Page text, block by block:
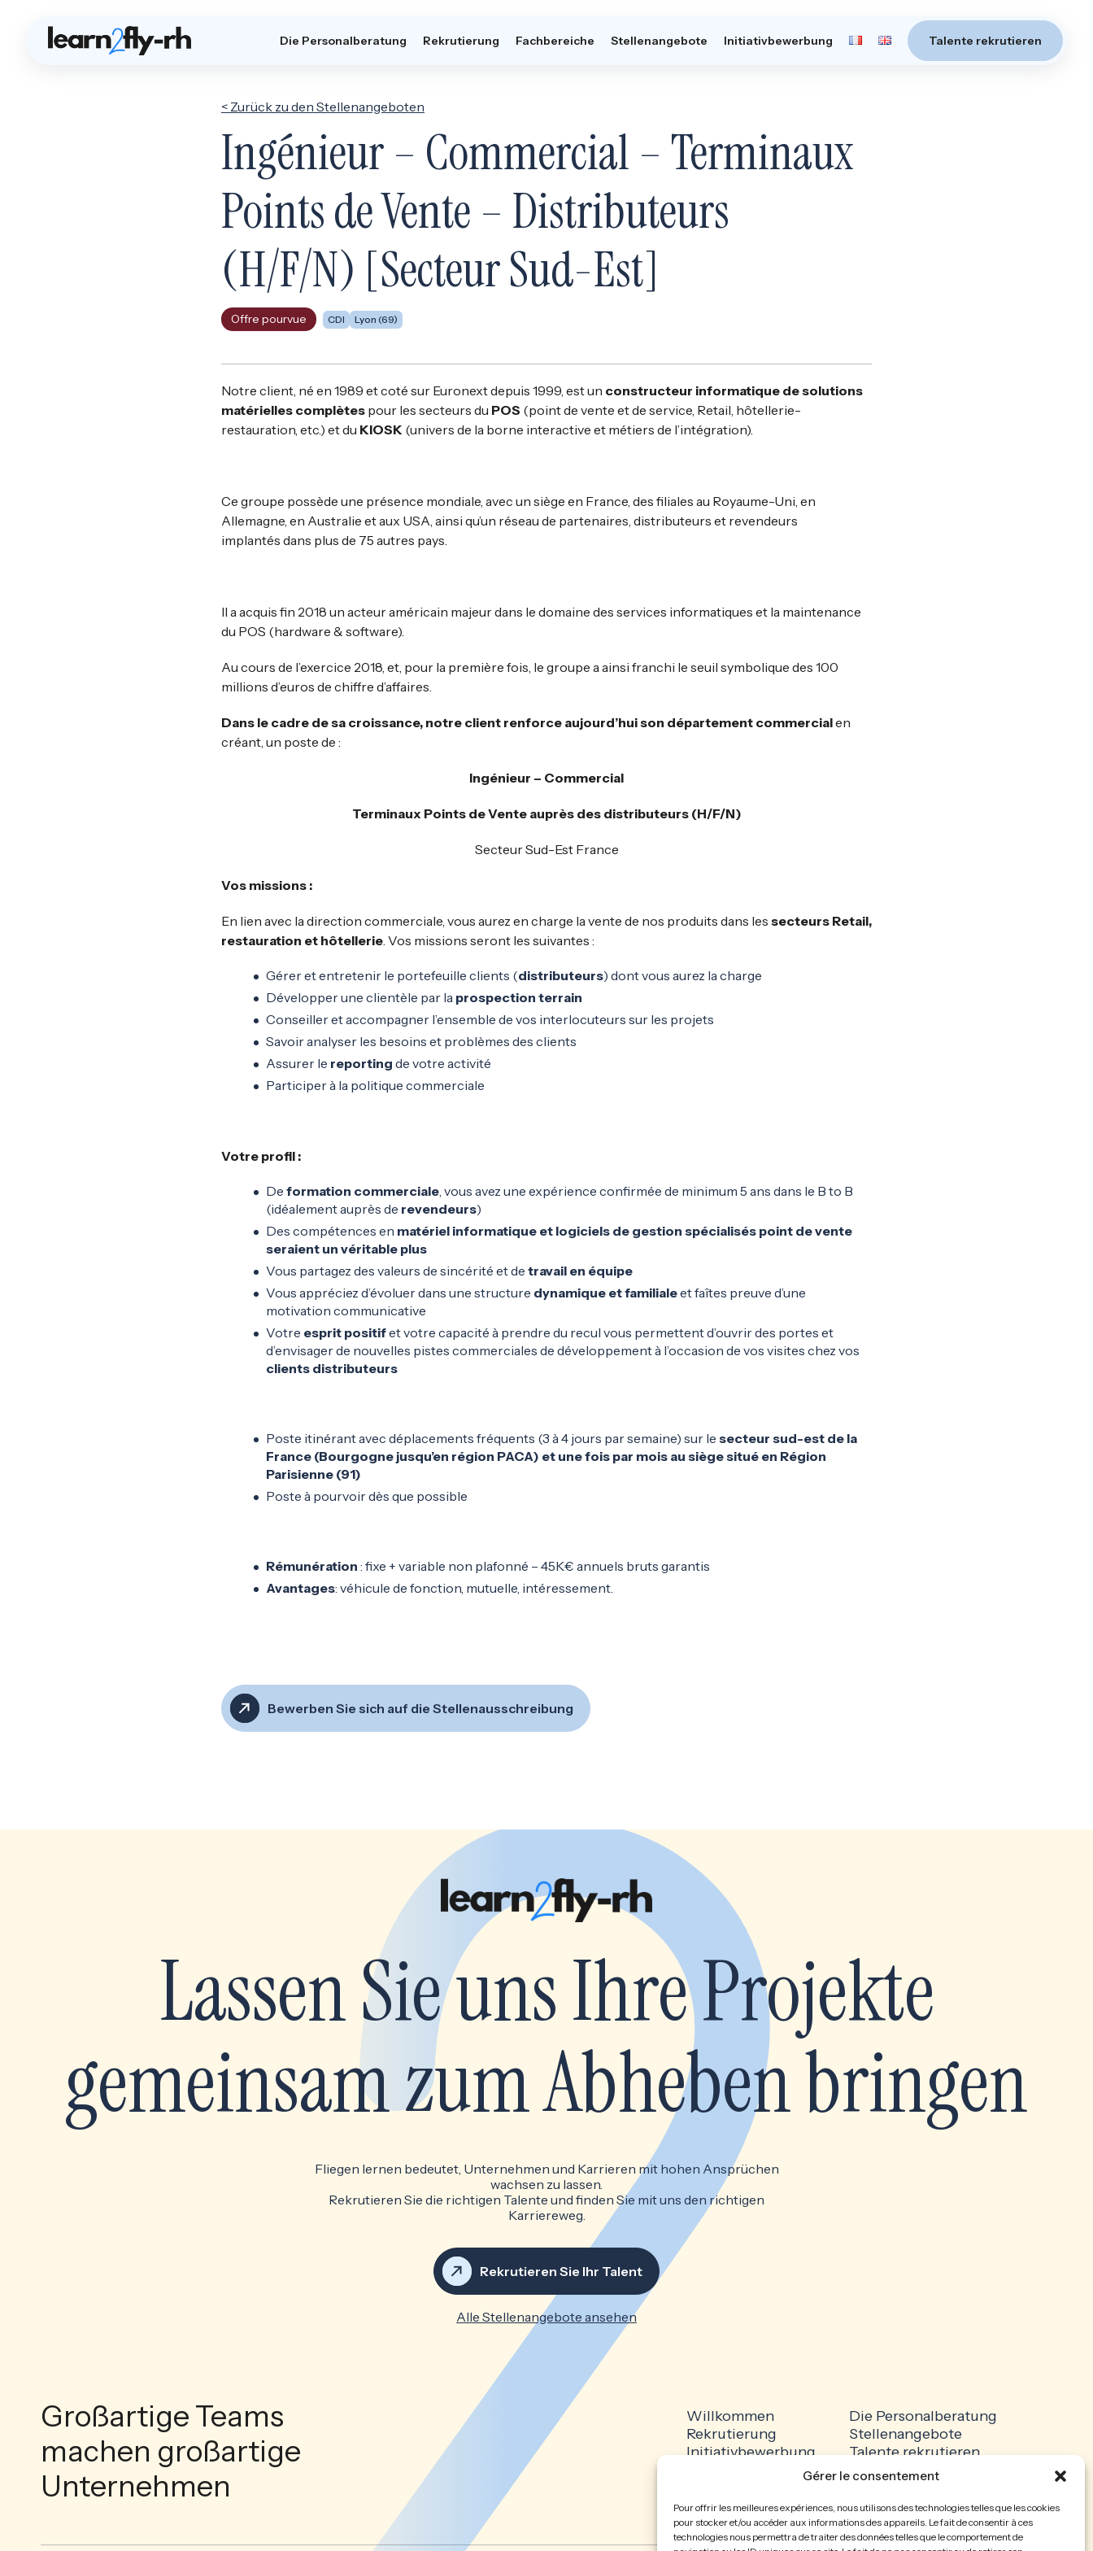
Gérer le consentement
Pour offrir les meilleures expériences, nous utilisons des technologies telles que les cookies
pour stocker et/ou accéder aux informations des appareils. Le fait de consentir à ces
technologies nous permettra de traiter des données telles que le comportement de
Die Personalberatung Rekrutierung Fachbereiche Stellenangebote Initiativbewerbung Talente rekrutieren
< Zurück zu den Stellenangeboten
Ingénieur – Commercial – Terminaux
Points de Vente – Distributeurs
(H/F/N) [Secteur Sud-Est]
Offre pourvue CDI Lyon (69)
Notre client, né en 1989 et coté sur Euronext depuis 1999, est un constructeur informatique de solutions
matérielles complètes pour les secteurs du POS (point de vente et de service, Retail, hôtellerie-
restauration, etc.) et du KIOSK (univers de la borne interactive et métiers de l’intégration).
Ce groupe possède une présence mondiale, avec un siège en France, des filiales au Royaume-Uni, en
Allemagne, en Australie et aux USA, ainsi qu’un réseau de partenaires, distributeurs et revendeurs
implantés dans plus de 75 autres pays.
Il a acquis fin 2018 un acteur américain majeur dans le domaine des services informatiques et la maintenance
du POS (hardware & software).
Au cours de l’exercice 2018, et, pour la première fois, le groupe a ainsi franchi le seuil symbolique des 100
millions d’euros de chiffre d’affaires.
Dans le cadre de sa croissance, notre client renforce aujourd’hui son département commercialen
créant, un poste de :
Ingénieur – Commercial
Terminaux Points de Vente auprès des distributeurs (H/F/N)
Secteur Sud-Est France
Vos missions :
En lien avec la direction commerciale, vous aurez en charge la vente de nos produits dans les secteurs Retail,
restauration et hôtellerie. Vos missions seront les suivantes :
Gérer et entretenir le portefeuille clients (distributeurs) dont vous aurez la charge
Développer une clientèle par la prospection terrain
Conseiller et accompagner l’ensemble de vos interlocuteurs sur les projets
Savoir analyser les besoins et problèmes des clients
Assurer le reporting de votre activité
Participer à la politique commerciale
Votre profil :
De formation commerciale, vous avez une expérience confirmée de minimum 5 ans dans le B to B
(idéalement auprès de revendeurs)
Des compétences en matériel informatique et logiciels de gestion spécialisés point de vente
seraient un véritable plus
Vous partagez des valeurs de sincérité et de travail en équipe
Vous appréciez d’évoluer dans une structure dynamique et familialeet faîtes preuve d’une
motivation communicative
Votre esprit positifet votre capacité à prendre du recul vous permettent d’ouvrir des portes et
d’envisager de nouvelles pistes commerciales de développement à l’occasion de vos visites chez vos
clients distributeurs
Poste itinérant avec déplacements fréquents (3 à 4 jours par semaine) sur le secteur sud-est de la
France (Bourgogne jusqu’en région PACA) et une fois par mois au siège situé en Région
Parisienne (91)
Poste à pourvoir dès que possible
Rémunération : fixe + variable non plafonné – 45K€ annuels bruts garantis
Avantages: véhicule de fonction, mutuelle, intéressement.
Bewerben Sie sich auf die Stellenausschreibung
Lassen Sie uns Ihre Projekte
gemeinsam zum Abheben bringen
Fliegen lernen bedeutet, Unternehmen und Karrieren mit hohen Ansprüchen
wachsen zu lassen.
Rekrutieren Sie die richtigen Talente und finden Sie mit uns den richtigen
Karriereweg.
Rekrutieren Sie Ihr Talent
Alle Stellenangebote ansehen
Großartige Teams
machen großartige
Unternehmen
Willkommen
Die Personalberatung
Rekrutierung
Stellenangebote
Initiativbewerbung
Talente rekrutieren
Datenschutzerklärung